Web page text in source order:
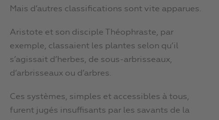
Mais d’autres classifications sont vite apparues.
Aristote et son disciple Théophraste, par
exemple, classaient les plantes selon qu’il
s’agissait d’herbes, de sous-arbrisseaux,
d’arbrisseaux ou d’arbres.
Ces systèmes, simples et accessibles à tous,
furent jugés insuffisants par les savants de la